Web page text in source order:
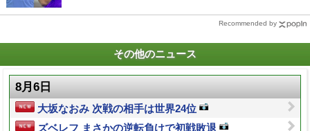
Recommended by
その他のニュース
8月6日
大坂なおみ 次戦の相手は世界24位
ズベレフ まさかの逆転負けで初戦敗退